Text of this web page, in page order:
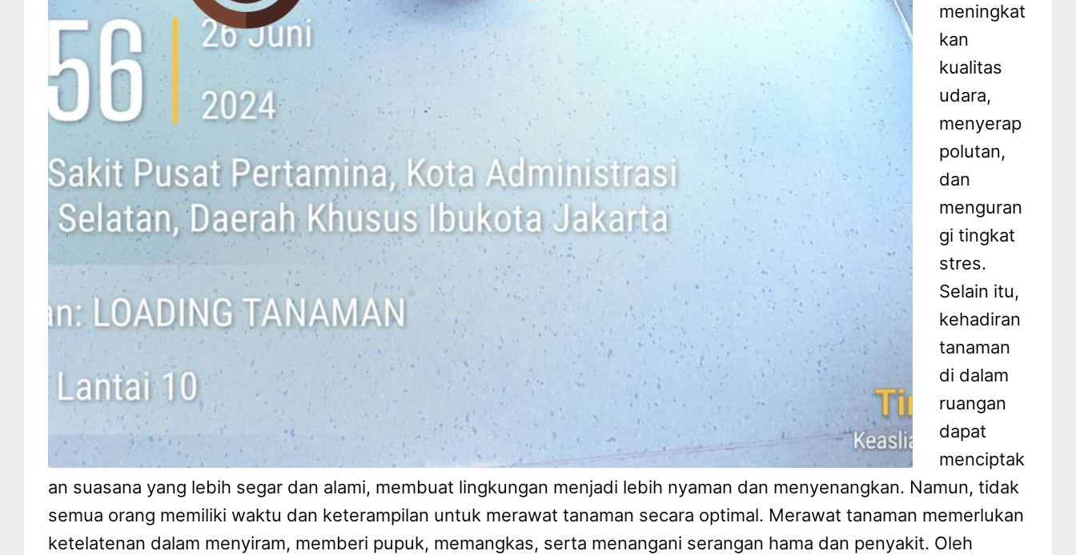
meningkat
kan
kualitas
udara,
menyerap
polutan,
dan
menguran
gi tingkat
stres.
Selain itu,
kehadiran
tanaman
di dalam
ruangan
dapat
menciptak
an suasana yang lebih segar dan alami, membuat lingkungan menjadi lebih nyaman dan menyenangkan. Namun, tidak
semua orang memiliki waktu dan keterampilan untuk merawat tanaman secara optimal. Merawat tanaman memerlukan
ketelatenan dalam menyiram, memberi pupuk, memangkas, serta menangani serangan hama dan penyakit. Oleh